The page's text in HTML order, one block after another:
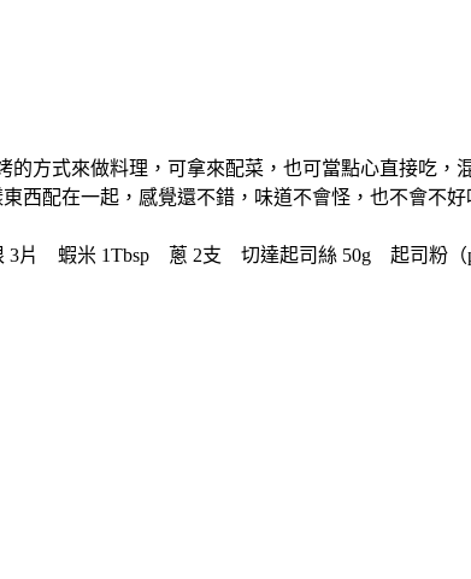
方式來做料理，可拿來配菜，也可當點心直接吃
西配在一起，感覺還不錯，味道不會怪，也不會不
蝦米 1Tbsp 蔥 2支 切達起司絲 50g 起司粉（